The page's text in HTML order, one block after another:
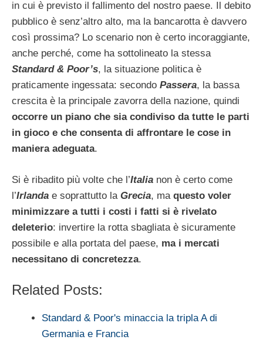
in cui è previsto il fallimento del nostro paese. Il debito
pubblico è senz’altro alto, ma la bancarotta è davvero
così prossima? Lo scenario non è certo incoraggiante,
anche perché, come ha sottolineato la stessa
Standard & Poor’s, la situazione politica è
praticamente ingessata: secondo Passera, la bassa
crescita è la principale zavorra della nazione, quindi
occorre un piano che sia condiviso da tutte le parti
in gioco e che consenta di affrontare le cose in
maniera adeguata.
Si è ribadito più volte che l’Italia non è certo come
l’Irlanda e soprattutto la Grecia, ma questo voler
minimizzare a tutti i costi i fatti si è rivelato
deleterio: invertire la rotta sbagliata è sicuramente
possibile e alla portata del paese, ma i mercati
necessitano di concretezza.
Related Posts:
Standard & Poor's minaccia la tripla A di
Germania e Francia